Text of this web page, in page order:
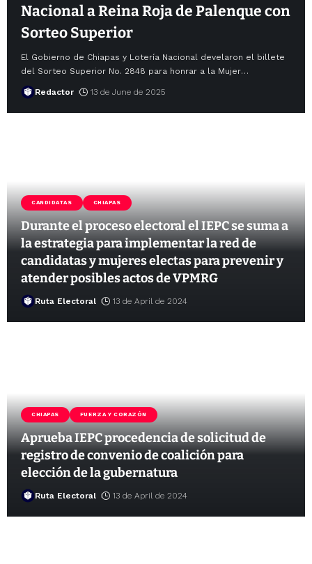
Nacional a Reina Roja de Palenque con
Sorteo Superior
El Gobierno de Chiapas y Lotería Nacional develaron el billete
del Sorteo Superior No. 2848 para honrar a la Mujer…
Redactor 13 de June de 2025
CANDIDATAS CHIAPAS
Durante el proceso electoral el IEPC se suma a
la estrategia para implementar la red de
candidatas y mujeres electas para prevenir y
atender posibles actos de VPMRG
Ruta Electoral 13 de April de 2024
CHIAPAS FUERZA Y CORAZÓN
Aprueba IEPC procedencia de solicitud de
registro de convenio de coalición para
elección de la gubernatura
Ruta Electoral 13 de April de 2024